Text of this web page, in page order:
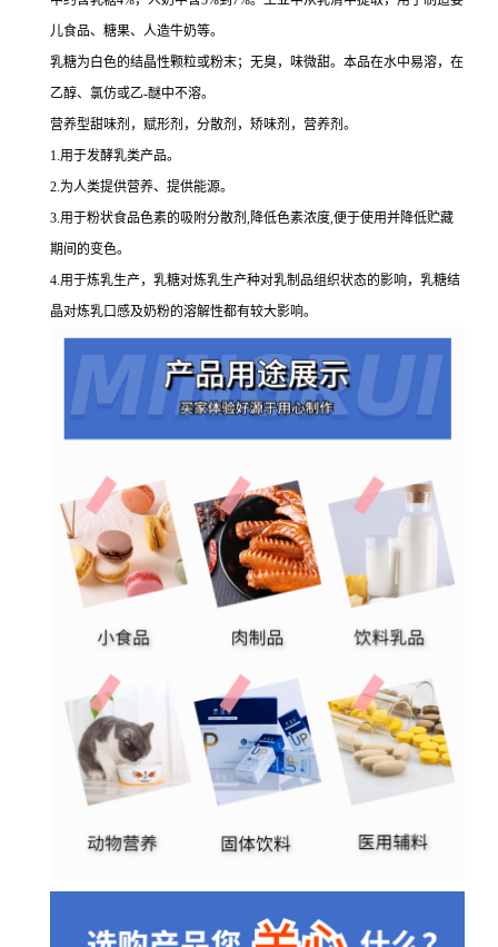
儿食品、糖果、人造牛奶等。
乳糖为白色的结晶性颗粒或粉末；无臭，味微甜。本品在水中易溶，在
乙醇、氯仿或乙-醚中不溶。
营养型甜味剂，赋形剂，分散剂，矫味剂，营养剂。
1.用于发酵乳类产品。
2.为人类提供营养、提供能源。
3.用于粉状食品色素的吸附分散剂,降低色素浓度,便于使用并降低贮藏
期间的变色。
4.用于炼乳生产，乳糖对炼乳生产种对乳制品组织状态的影响，乳糖结
晶对炼乳口感及奶粉的溶解性都有较大影响。